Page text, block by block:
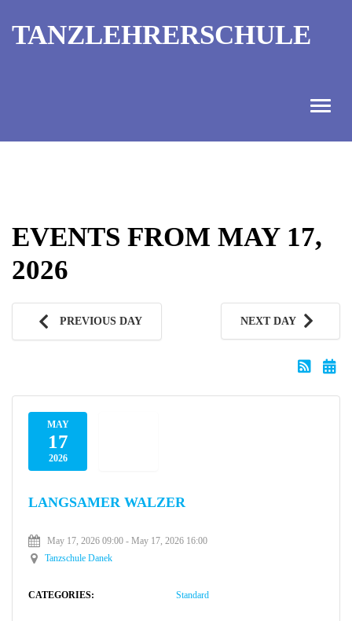
TANZLEHRERSCHULE
AUSBILDUNGTERMINE
KONTAKT
TANZMEISTER
EVENTS FROM MAY 17,
2026
PREVIOUS DAY NEXT DAY
MAY
17
2026
LANGSAMER WALZER
May 17, 2026 09:00 - May 17, 2026 16:00
Tanzschule Danek
CATEGORIES: Standard